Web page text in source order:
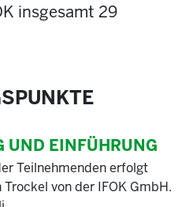
insgesamt 29
EINFÜHRUNG
Teilnehmenden erfolgt
von der IFOK GmbH.